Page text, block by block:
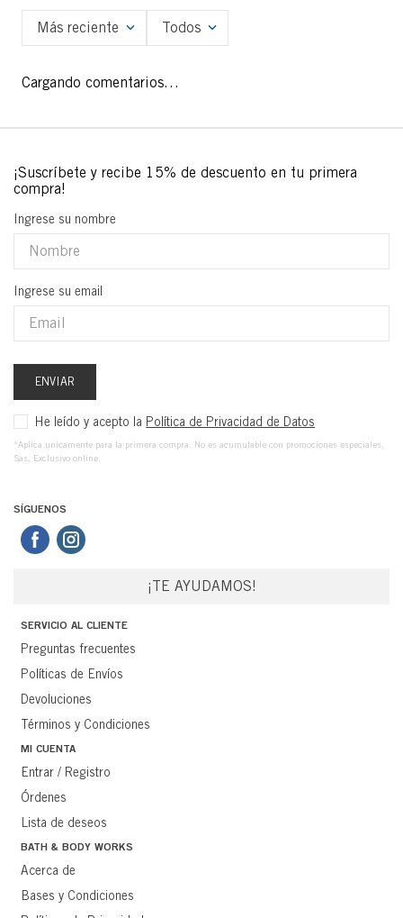
Más reciente Todos
Cargando comentarios…
Ingrese su nombre
Ingrese su email
ENVIAR
He leído y acepto la Política de Privacidad de Datos
*Aplica unicamente para la primera compra. No es acumulable con promociones especiales,
Sas. Exclusivo online.
SÍGUENOS
¡TE AYUDAMOS!
SERVICIO AL CLIENTE
Preguntas frecuentes
Políticas de Envíos
Devoluciones
Términos y Condiciones
MI CUENTA
Entrar / Registro
Órdenes
Lista de deseos
BATH & BODY WORKS
Acerca de
Bases y Condiciones